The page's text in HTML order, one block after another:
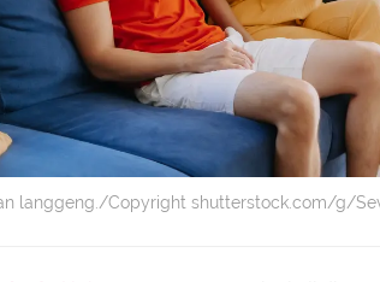
langgeng./Copyright shutterstock.com/g/